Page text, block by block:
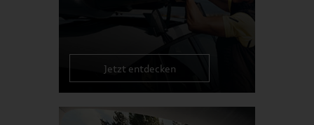
Jetzt entdecken